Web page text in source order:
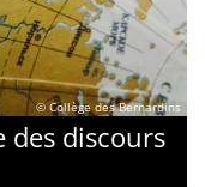
© Collège des Bernardins
des discours